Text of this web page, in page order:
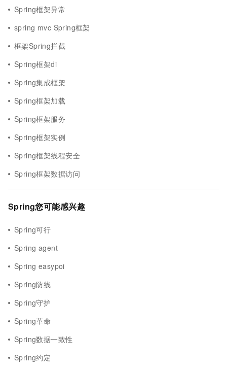
Spring框架异常
spring mvc Spring框架
框架Spring拦截
Spring框架di
Spring集成框架
Spring框架加载
Spring框架服务
Spring框架实例
Spring框架线程安全
Spring框架数据访问
Spring您可能感兴趣
Spring可行
Spring agent
Spring easypoi
Spring防线
Spring守护
Spring革命
Spring数据一致性
Spring约定